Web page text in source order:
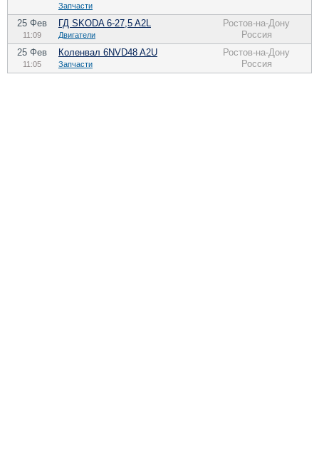
Запчасти
25 Фев
11:09
ГД SKODA 6-27,5 A2L
Двигатели
Ростов-на-Дону
Россия
25 Фев
11:05
Коленвал 6NVD48 A2U
Запчасти
Ростов-на-Дону
Россия